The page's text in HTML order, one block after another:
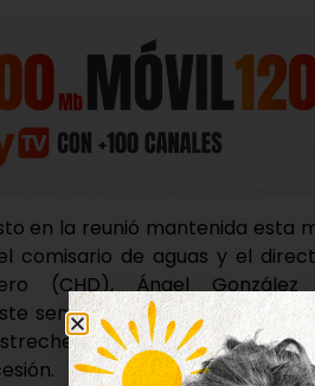
en la reunió mantenida esta
comisario de aguas y el
(CHD), Ángel
sentido, los responsables
los contactos para